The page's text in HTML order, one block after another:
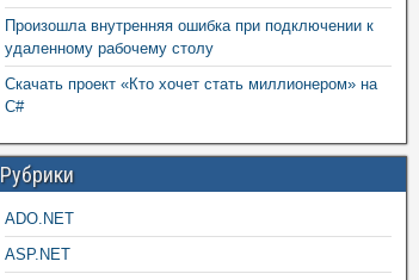
Произошла внутренняя ошибка при подключении к
удаленному рабочему столу
Скачать проект «Кто хочет стать миллионером» на
C#
Рубрики
ADO.NET
ASP.NET